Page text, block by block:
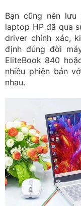
Bạn cũng nên
laptop HP đã qua
driver chính xác,
định đúng đời
EliteBook 840
nhiều phiên bản
nhau.